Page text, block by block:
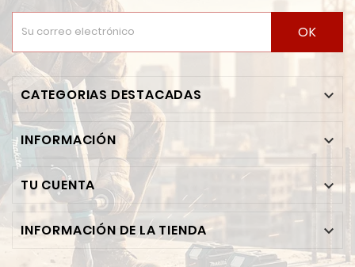
OK
CATEGORIAS DESTACADAS 
INFORMACIÓN 
TU CUENTA 
INFORMACIÓN DE LA TIENDA 